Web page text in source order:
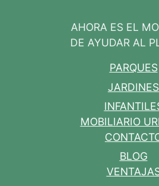
AHORA ES EL
DE AYUDAR AL
PARQUES
JARDINES
MOBILIARIO
BLOG